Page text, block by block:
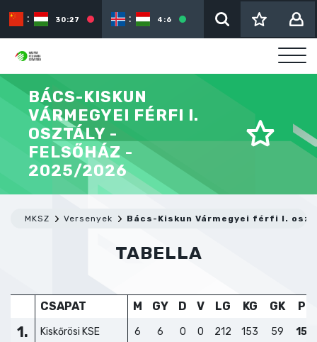
: 30:27 : 4:6 :
BÁCS-KISKUN
VÁRMEGYEI FÉRFI I.
OSZTÁLY -
FELSŐHÁZ -
2025/2026
MKSZ Versenyek Bács-Kiskun Vármegyei férfi I.
TABELLA
CSAPAT M GY D V LG KG GK P
1. Kiskőrösi KSE 6 6 0 0 212 153 59 15